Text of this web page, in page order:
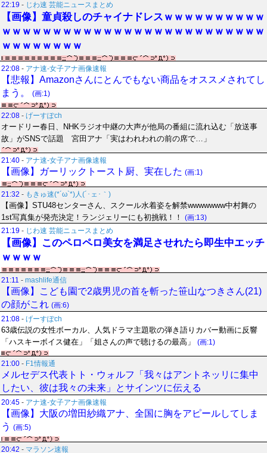
22:19 - じわ速 芸能ニュースまとめ
【画像】童貞殺しのチャイナドレスｗｗｗｗｗｗｗｗｗｗ
ｗｗｗｗｗｗｗｗｗｗｗｗｗｗｗｗｗｗｗｗｗｗｗｗｗｗ
ｗｗｗｗｗｗｗｗ
22:08 - アナ速‐女子アナ画像速報
【悲報】Amazonさんにとんでもない商品をオススメされてし
まう。
(画:1)
22:08 - げーすぽch
オードリー春日、NHKラジオ中継の大声が他局の番組に流れ込む「放送事
故」がSNSで話題 宮田アナ「実はわれわれの前の席で…」
21:40 - アナ速‐女子アナ画像速報
【画像】ガーリックトースト厨、実在した (画:1)
21:32 - もきゅ速(*´ω`*)人(´･ェ･｀)
【画像】STU48センターさん、スクール水着姿を解禁wwwwwww中村舞の
1st写真集が発売決定！ランジェリーにも初挑戦！！
(画:13)
21:19 - じわ速 芸能ニュースまとめ
【画像】このペロペロ美女を満足させれたら即生中エッチ
ｗｗｗｗ
21:11 - mashlife通信
【画像】こども園で2歳男児の首を斬った笹山なつきさん(21)
の顔がこれ (画:6)
21:08 - げーすぽch
63歳伝説の女性ボーカル、人気ドラマ主題歌の弾き語りカバー動画に反響
「ハスキーボイス健在」「姐さんの声で聴けるの最高」
(画:1)
21:00 - F1情報通
メルセデス代表トト・ウォルフ「我々はアントネッリに集中
したい、彼は我々の未来」とサインツに伝える
20:45 - アナ速‐女子アナ画像速報
【画像】大阪の増田紗織アナ、全国に胸をアピールしてしま
う (画:5)
20:42 - マラソン速報